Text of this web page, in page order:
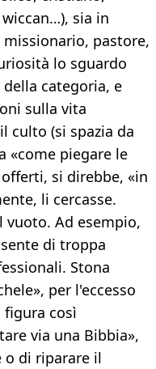
sia in
pastore,
lo sguardo
categoria, e
sulla vita
culto (si spazia da
«come piegare le
si direbbe, «in
li cercasse.
vuoto. Ad esempio,
di troppa
Stona
per l'eccesso
figura così
via una Bibbia»,
o di riparare il